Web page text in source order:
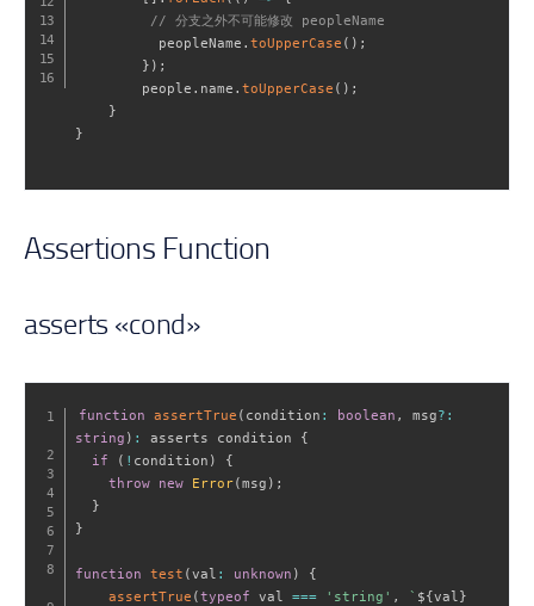
// 分支之外不可能修改 peopleName
          peopleName
. toUpperCase ( ) ;
} ) ;
        people
. name . toUpperCase ( ) ;
}
}
Assertions Function
asserts «cond»
function assertTrue ( condition : boolean , msg? :
string ) : asserts condition {
if
( ! condition )
{
throw
new Error(msg ) ;
}
}
function test (val : unknown )
{
assertTrue (typeof val === 'string' , ` ${val}